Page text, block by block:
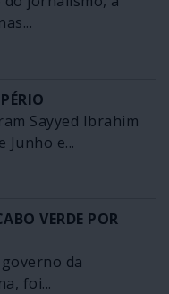
Sayyed Ibrahim
Junho e...
VERDE POR
da
foi...